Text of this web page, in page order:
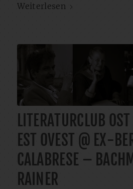
Weiterlesen
LITERATURCLUB
EST OVEST @ EX-
CALABRESE –
RAINER